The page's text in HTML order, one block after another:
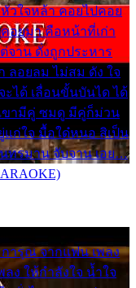
วใจหล้า คอยไปคอย
อยมา คือหน้าที่เก่า
จาน ดั่งถูกประหาร
ลอยลม ไม่สม ดัง ใจ
ะได้ เลื่อนขั้นบันได ได้
เขามีคู่ ซมดู มีคู่ก็ม่วน
แก่ใจ มื้อใด๋หนอ สิเป็น
นทรมาน จับจาน เอย…
ารุณ จากแฟน เพลง
ง ให้กำลังใจ น้ำใจ